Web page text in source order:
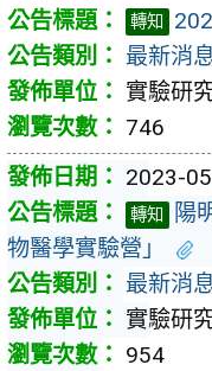
轉知
最新消
實驗研
746
2023-
轉知
陽
物醫學實驗營」
最新消
實驗研
954